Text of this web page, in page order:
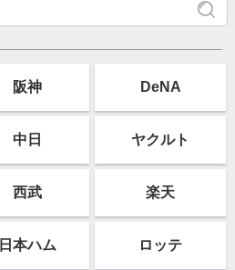
阪神 DeNA
中日 ヤクルト
西武 楽天
日本ハム ロッテ